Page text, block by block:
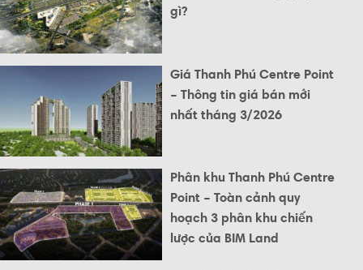
gì?
Giá Thanh Phú Centre Point
– Thông tin giá bán mới
nhất tháng 3/2026
Phân khu Thanh Phú Centre
Point – Toàn cảnh quy
hoạch 3 phân khu chiến
lược của BIM Land